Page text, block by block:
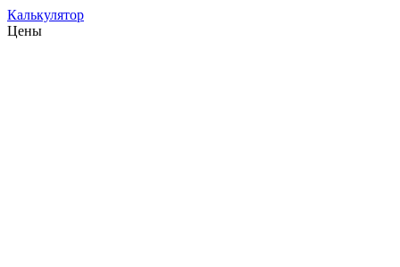
Калькулятор
Цены